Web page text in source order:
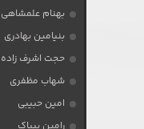
بهنام علمشاهی
بنیامین بهادری
حجت اشرف زاده
شهاب مظفری
امین حبیبی